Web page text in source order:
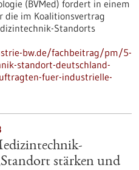
(BVMed) fordert in einem
die im Koalitionsvertrag
Standorts
bw.de/fachbeitrag/pm/5-
standort-deutschland-
fuer-industrielle-
stärken und